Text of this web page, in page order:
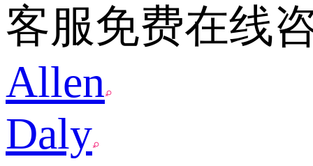
客服免费在线
Allen
Daly